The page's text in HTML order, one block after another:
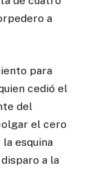
a
para
cedió el
del
el cero
esquina
a la